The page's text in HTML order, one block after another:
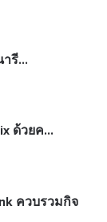
รี...
ด้วยค...
ควบรวมกิจ